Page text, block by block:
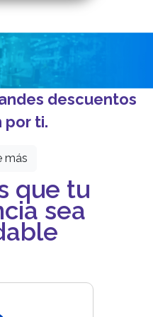
descuentos
por ti.
más
que tu
sea